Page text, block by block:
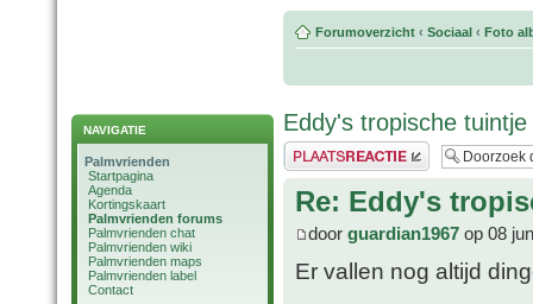
NAVIGATIE
Palmvrienden
Startpagina
Agenda
Kortingskaart
Palmvrienden forums
Palmvrienden chat
Palmvrienden wiki
Palmvrienden maps
Palmvrienden label
Contact
Forumoverzicht ‹ Sociaal ‹ Foto
Eddy's tropische
Plaats een reactie
Re: Eddy's
door guardian1967 op 08
Er vallen nog altijd